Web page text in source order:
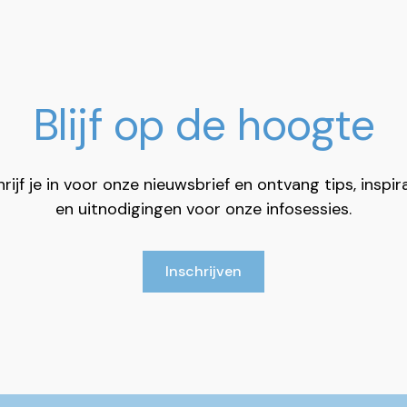
Blijf op de hoogte
je in voor onze nieuwsbrief en ontvang tips,
en uitnodigingen voor onze infosessies.
Inschrijven